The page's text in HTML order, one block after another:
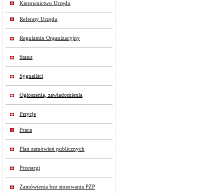
Kierownictwo Urzędu
Referaty Urzędu
Regulamin Organizacyjny
Statut
Sygnaliści
Ogłoszenia, zawiadomienia
Petycje
Praca
Plan zamówień publicznych
Przetargi
Zamówienia bez stosowania PZP